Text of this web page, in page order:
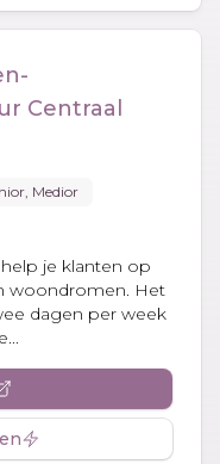
Centraal
Medior
je klanten op
woondromen. Het
dagen per week